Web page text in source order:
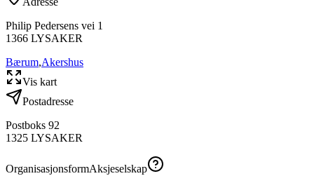
Philip Pedersens vei 1
1366 LYSAKER
Bærum,Akershus
Vis kart
Postadresse
Postboks 92
1325 LYSAKER
OrganisasjonsformAksjeselskap